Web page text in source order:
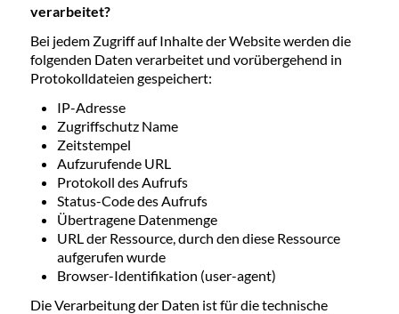
verarbeitet?
Bei jedem Zugriff auf Inhalte der Website werden die
folgenden Daten verarbeitet und vorübergehend in
Protokolldateien gespeichert:
IP-Adresse
Zugriffschutz Name
Zeitstempel
Aufzurufende URL
Protokoll des Aufrufs
Status-Code des Aufrufs
Übertragene Datenmenge
URL der Ressource, durch den diese Ressource
aufgerufen wurde
Browser-Identifikation (user-agent)
Die Verarbeitung der Daten ist für die technische